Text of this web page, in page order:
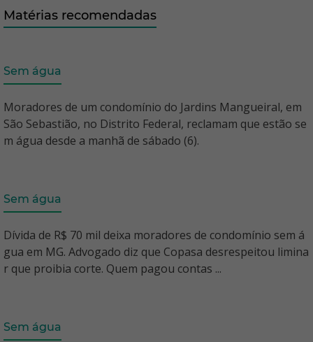
Matérias recomendadas
Sem água
Moradores de um condomínio do Jardins Mangueiral, em
São Sebastião, no Distrito Federal, reclamam que estão se
m água desde a manhã de sábado (6).
Sem água
Dívida de R$ 70 mil deixa moradores de condomínio sem á
gua em MG. Advogado diz que Copasa desrespeitou limina
r que proibia corte. Quem pagou contas ...
Sem água